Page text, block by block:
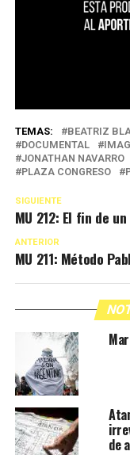
TEMAS: BEATRIZ
DOCUMENTAL
JONATHAN NAVARRO
PLAZA CONGRESO
SIGUIENTE
MU 212: El fin de
ANTERIOR
MU 211: Método
de